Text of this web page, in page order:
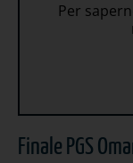
Per
Finale PGS